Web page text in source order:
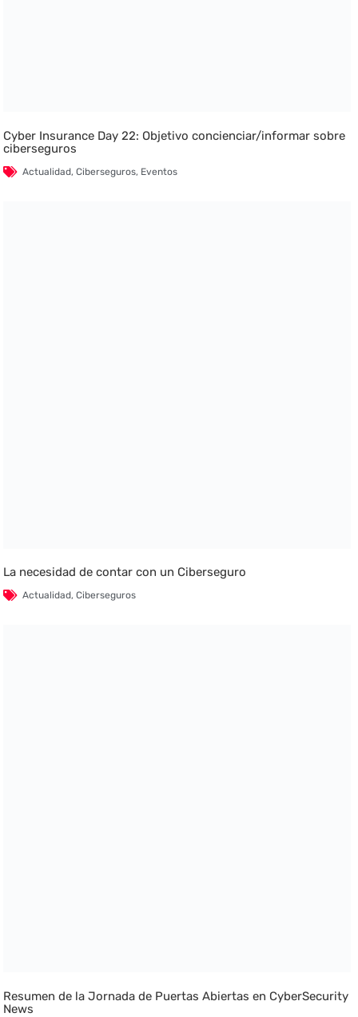
Cyber Insurance Day 22: Objetivo concienciar/informar sobre
ciberseguros
Actualidad,Ciberseguros, Eventos
La necesidad de contar con un Ciberseguro
Actualidad,Ciberseguros
Resumen de la Jornada de Puertas Abiertas en CyberSecurity
News